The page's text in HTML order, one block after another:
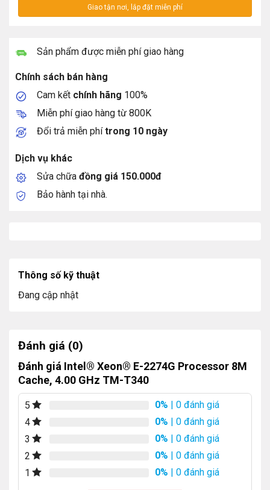
Sản phẩm được miễn phí giao hàng
Chính sách bán hàng
Cam kết chính hãng 100%
Miễn phí giao hàng từ 800K
Đổi trả miễn phítrong 10 ngày
Dịch vụ khác
Sửa chữa đồng giá 150.000đ
Bảo hành tại nhà.
Thông số kỹ thuật
Đang cập nhật
Đánh giá (0)
Đánh giá Intel® Xeon® E-2274G Processor 8M
Cache, 4.00 GHz TM-T340
5 0% | 0 đánh giá
4
0% | 0 đánh giá
3
0% | 0 đánh giá
2
0% | 0 đánh giá
1
0% | 0 đánh giá